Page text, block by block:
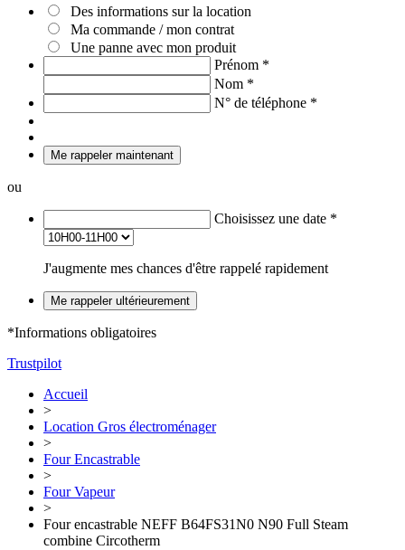
Des informations sur la location
Ma commande / mon contrat
Une panne avec mon produit
Prénom *
Nom *
N° de téléphone *
Me rappeler maintenant
ou
Choisissez une date *
J'augmente mes chances d'être rappelé rapidement
Me rappeler ultérieurement
*Informations obligatoires
Trustpilot
Accueil
>
Location Gros électroménager
>
Four Encastrable
>
Four Vapeur
>
Four encastrable NEFF B64FS31N0 N90 Full Steam
combine Circotherm